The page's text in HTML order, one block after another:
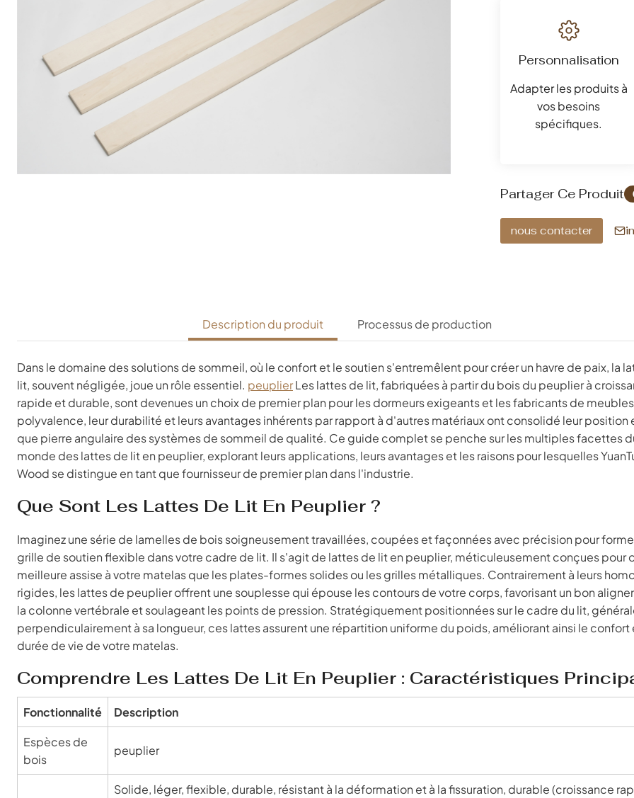
Personnalisation
Adapter les produits à
vos besoins
spécifiques.
Partager Ce Produit
nous contacter
Description du produit Processus de production
Dans le domaine des solutions de sommeil, où le confort et le soutien s'entremêlent pour créer un havre de paix, la
lit, souvent négligée, joue un rôle essentiel. peuplierLes lattes de lit, fabriquées à partir du bois du peuplier à
rapide et durable, sont devenues un choix de premier plan pour les dormeurs exigeants et les fabricants de
polyvalence, leur durabilité et leurs avantages inhérents par rapport à d'autres matériaux ont consolidé leur position
que pierre angulaire des systèmes de sommeil de qualité. Ce guide complet se penche sur les multiples facettes
monde des lattes de lit en peuplier, explorant leurs applications, leurs avantages et les raisons pour lesquelles
Wood se distingue en tant que fournisseur de premier plan dans l'industrie.
Que Sont Les Lattes De Lit En Peuplier ?
Imaginez une série de lamelles de bois soigneusement travaillées, coupées et façonnées avec précision pour
grille de soutien flexible dans votre cadre de lit. Il s'agit de lattes de lit en peuplier, méticuleusement conçues pour
meilleure assise à votre matelas que les plates-formes solides ou les grilles métalliques. Contrairement à leurs
rigides, les lattes de peuplier offrent une souplesse qui épouse les contours de votre corps, favorisant un bon
la colonne vertébrale et soulageant les points de pression. Stratégiquement positionnées sur le cadre du lit,
perpendiculairement à sa longueur, ces lattes assurent une répartition uniforme du poids, améliorant ainsi le confort
durée de vie de votre matelas.
Comprendre Les Lattes De Lit En Peuplier : Caractéristiques
Fonctionnalité
Description
Espèces de
bois
peuplier
Solide, léger, flexible, durable, résistant à la déformation et à la fissuration, durable (croissance